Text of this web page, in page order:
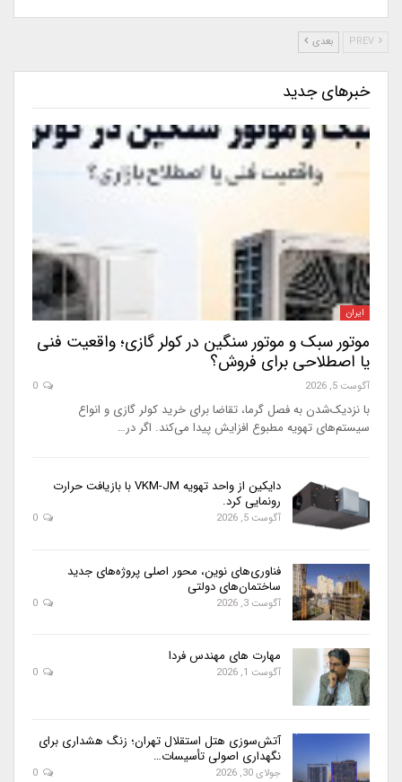
بعدی
خبرهای جدید
ایران
موتور سبک و موتور سنگین در کولر گازی؛ واقعیت فنی
یا اصطلاحی برای فروش؟
آگوست 5, 2026
با نزدیک‌شدن به فصل گرما، تقاضا برای خرید کولر گازی و انواع
سیستم‌های تهویه مطبوع افزایش پیدا می‌کند. اگر در…
دایکین از واحد تهویه VKM-JM با بازیافت حرارت
رونمایی کرد.
آگوست 5, 2026
فناوری‌های نوین، محور اصلی پروژه‌های جدید
ساختمان‌های دولتی
آگوست 3, 2026
مهارت های مهندس فردا
آگوست 1, 2026
آتش‌سوزی هتل استقلال تهران؛ زنگ هشداری برای
نگهداری اصولی تأسیسات…
جولای 30, 2026